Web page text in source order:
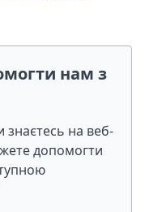
нам з
знаєтесь на веб-
допомогти